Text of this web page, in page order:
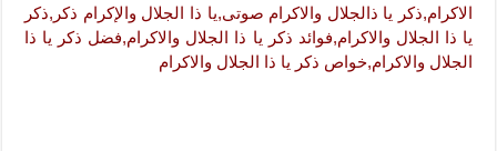
الاکرام,ذکر یا ذالجلال والاکرام صوتی,يا ذا الجلال والإكرام ذكر,ذكر
يا ذا الجلال والاكرام,فوائد ذكر يا ذا الجلال والاكرام,فضل ذكر يا ذا
الجلال والاكرام,خواص ذكر يا ذا الجلال والاكرام